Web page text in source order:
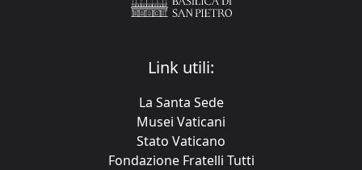
Link utili:
La Santa Sede
Musei Vaticani
Stato Vaticano
Fondazione Fratelli Tutti